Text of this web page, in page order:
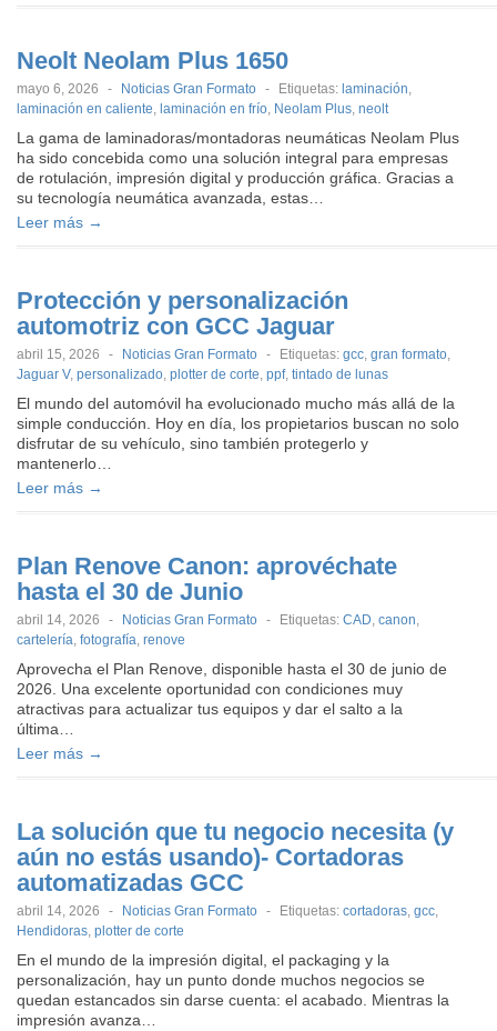
Neolt Neolam Plus 1650
mayo 6, 2026 - Noticias Gran Formato - Etiquetas: laminación,
laminación en caliente, laminación en frío, Neolam Plus, neolt
La gama de laminadoras/montadoras neumáticas Neolam Plus
ha sido concebida como una solución integral para empresas
de rotulación, impresión digital y producción gráfica. Gracias a
su tecnología neumática avanzada, estas…
Leer más →
Protección y personalización
automotriz con GCC Jaguar
abril 15, 2026 - Noticias Gran Formato - Etiquetas: gcc, gran formato,
Jaguar V, personalizado, plotter de corte, ppf, tintado de lunas
El mundo del automóvil ha evolucionado mucho más allá de la
simple conducción. Hoy en día, los propietarios buscan no solo
disfrutar de su vehículo, sino también protegerlo y
mantenerlo…
Leer más →
Plan Renove Canon: aprovéchate
hasta el 30 de Junio
abril 14, 2026 - Noticias Gran Formato - Etiquetas: CAD, canon,
cartelería, fotografía, renove
Aprovecha el Plan Renove, disponible hasta el 30 de junio de
2026. Una excelente oportunidad con condiciones muy
atractivas para actualizar tus equipos y dar el salto a la
última…
Leer más →
La solución que tu negocio necesita (y
aún no estás usando)- Cortadoras
automatizadas GCC
abril 14, 2026 - Noticias Gran Formato - Etiquetas: cortadoras, gcc,
Hendidoras, plotter de corte
En el mundo de la impresión digital, el packaging y la
personalización, hay un punto donde muchos negocios se
quedan estancados sin darse cuenta: el acabado. Mientras la
impresión avanza…